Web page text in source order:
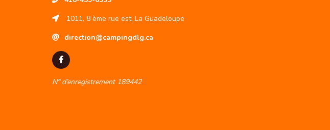
1011, 8 ème rue est, La Guadeloupe
direction@campingdlg.ca
N° d’enregistrement 189442